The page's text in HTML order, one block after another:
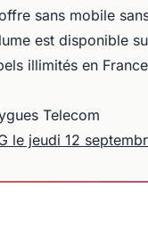
sans mobile
est disponible
illimités en
Telecom
le jeudi 12